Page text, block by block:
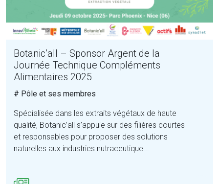
Botanic’all – Sponsor Argent de la
Journée Technique Compléments
Alimentaires 2025
# Pôle et ses membres
Spécialisée dans les extraits végétaux de haute
qualité, Botanic’all s’appuie sur des filières courtes
et responsables pour proposer des solutions
naturelles aux industries nutraceutique...